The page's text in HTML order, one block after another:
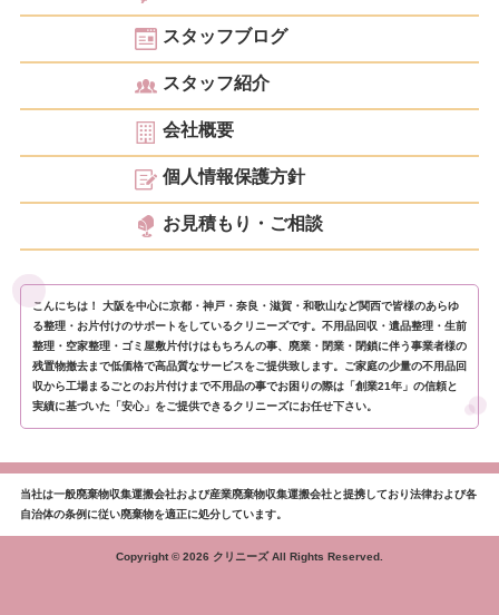
スタッフブログ
スタッフ紹介
会社概要
個人情報保護方針
お見積もり・ご相談
こんにちは！ 大阪を中心に京都・神戸・奈良・滋賀・和歌山など関西で皆様のあらゆ
る整理・お片付けのサポートをしているクリニーズです。不用品回収・遺品整理・生前
整理・空家整理・ゴミ屋敷片付けはもちろんの事、廃業・閉業・閉鎖に伴う事業者様の
残置物撤去まで低価格で高品質なサービスをご提供致します。ご家庭の少量の不用品回
収から工場まるごとのお片付けまで不用品の事でお困りの際は「創業21年」の信頼と
実績に基づいた「安心」をご提供できるクリニーズにお任せ下さい。
当社は一般廃棄物収集運搬会社および産業廃棄物収集運搬会社と提携しており法律および各
自治体の条例に従い廃棄物を適正に処分しています。
Copyright © 2026 クリニーズ All Rights Reserved.